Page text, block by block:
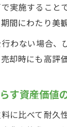
実施すること
間にわたり美
わない場合
却時にも高評
す資産価値
に比べて耐久